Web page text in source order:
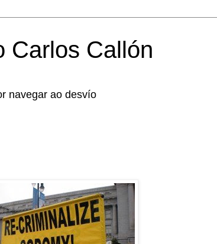
Carlos Callón
navegar ao desvío